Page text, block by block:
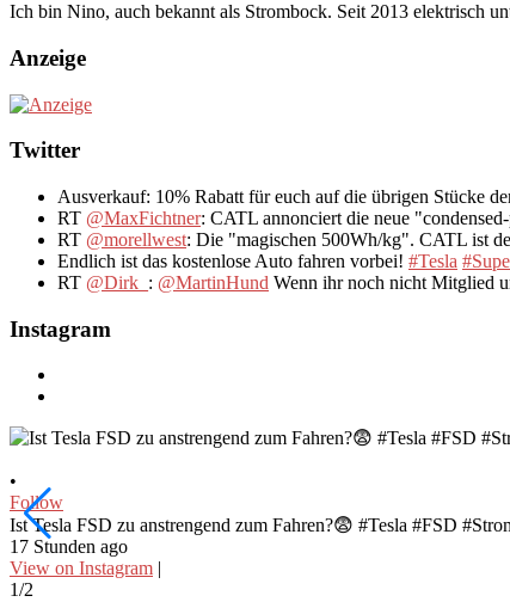
Ich bin Nino, auch bekannt als Strombock. Seit 2013 elektrisch
Anzeige
Twitter
Ausverkauf: 10% Rabatt für euch auf die übrigen Stücke
RT @MaxFichtner: CATL annonciert die neue
RT @morellwest: Die "magischen 500Wh/kg". CATL ist
Endlich ist das kostenlose Auto fahren vorbei! #Tesla
RT @Dirk_ : @MartinHund Wenn ihr noch nicht Mitglied
Instagram
•
Follow
Ist Tesla FSD zu anstrengend zum Fahren?😨 #Tesla #FSD
17 Stunden ago
View on Instagram |
1/2